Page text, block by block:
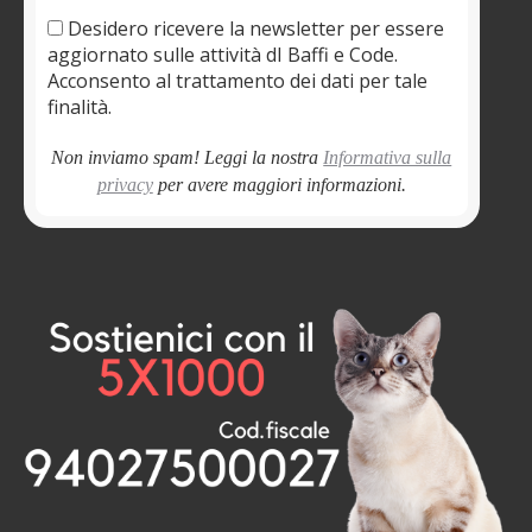
Desidero ricevere la newsletter per essere
aggiornato sulle attività dI Baffi e Code.
Acconsento al trattamento dei dati per tale
finalità.
Non inviamo spam! Leggi la nostra Informativa sulla
privacyper avere maggiori informazioni.